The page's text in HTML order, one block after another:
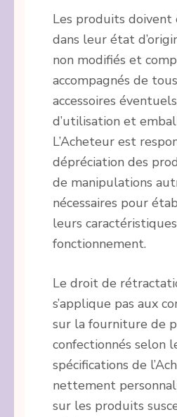
Les produits
dans leur état
non modifiés et
accompagnés de
accessoires
d’utilisation et
L’Acheteur est
dépréciation des
de manipulations
nécessaires pour
leurs
fonctionnement.
Le droit de
s’applique pas aux
sur la fourniture de
confectionnés selon
spécifications de
nettement
sur les produits